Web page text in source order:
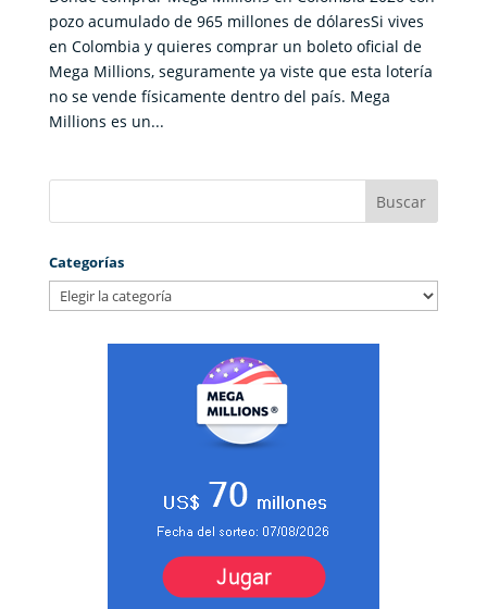
pozo acumulado de 965 millones de dólaresSi vives
en Colombia y quieres comprar un boleto oficial de
Mega Millions, seguramente ya viste que esta lotería
no se vende físicamente dentro del país. Mega
Millions es un...
Categorías
Categorías